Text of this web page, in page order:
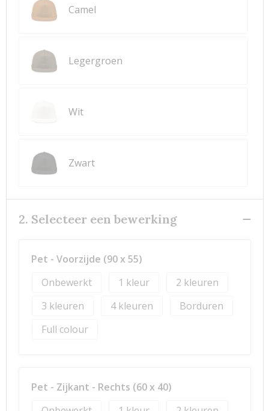
Camel
Legergroen
Wit
Zwart
2. Selecteer een bewerking
Pet - Voorzijde (90 x 55)
Onbewerkt
1
2
3
4
Borduren
Full colour
Pet - Zijkant - Rechts (60 x 40)